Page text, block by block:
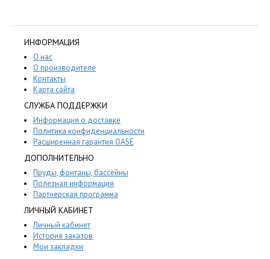
ИНФОРМАЦИЯ
О нас
О производителе
Контакты
Карта сайта
СЛУЖБА ПОДДЕРЖКИ
Информация о доставке
Политика конфиденциальности
Расширенная гарантия OASE
ДОПОЛНИТЕЛЬНО
Пруды, фонтаны, бассейны
Полезная информация
Партнерская программа
ЛИЧНЫЙ КАБИНЕТ
Личный кабинет
История заказов
Мои закладки